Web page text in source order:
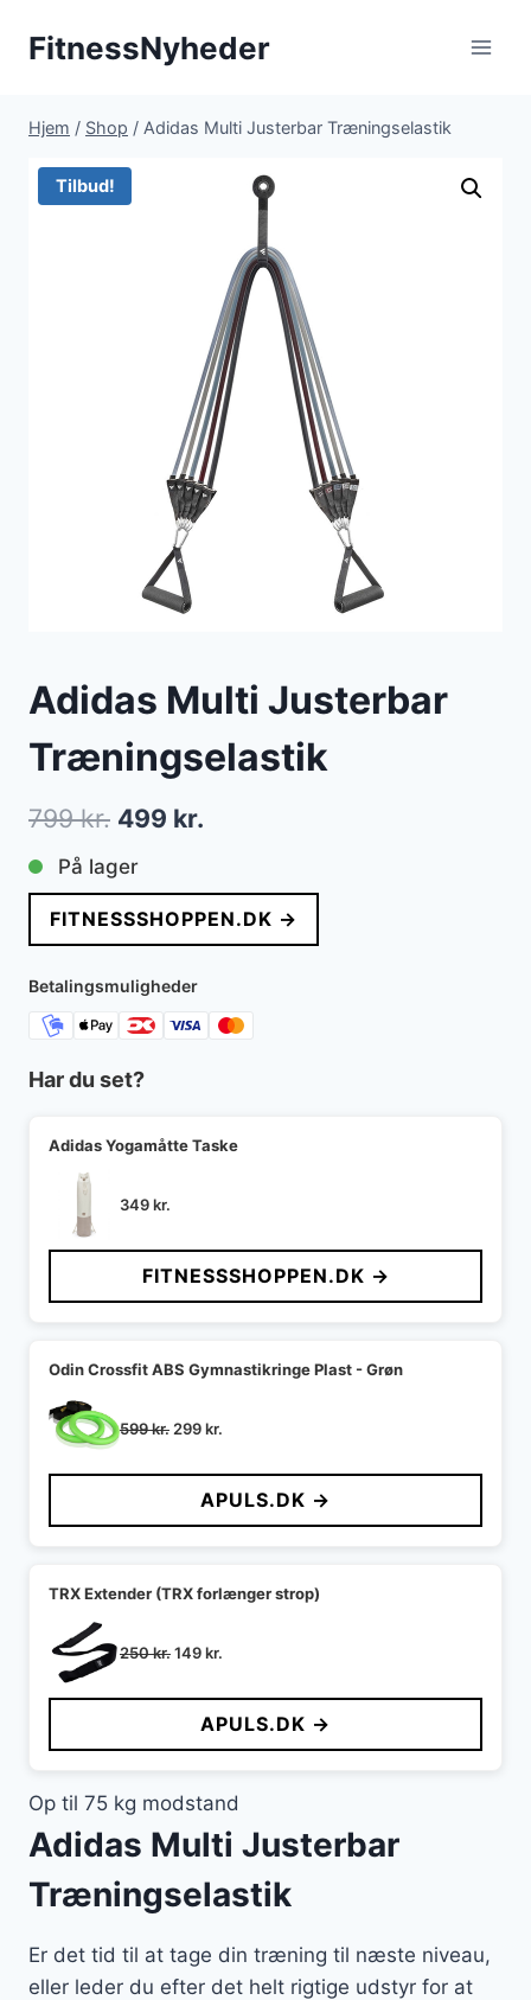
FitnessNyheder
Hjem / Shop / Adidas Multi Justerbar Træningselastik
Tilbud!
Adidas Multi Justerbar
Træningselastik
799kr. Den
oprindelige
pris
var:
799 kr..
499 kr.
pris
er:
På lager
FITNESSSHOPPEN.DK →
Betalingsmuligheder
Har du set?
Adidas Yogamåtte Taske
349kr.
FITNESSSHOPPEN.DK →
Odin Crossfit ABS Gymnastikringe Plast - Grøn
599kr. Den
pris
599 kr..
299kr.
pris
er:
299 kr..
APULS.DK →
TRX Extender (TRX forlænger strop)
250kr.Den
pris
250 kr..
149kr.
pris
er:
149 kr..
APULS.DK →
Op til 75 kg modstand
Adidas Multi Justerbar
Træningselastik
Er det tid til at tage din træning til næste niveau,
eller leder du efter det helt rigtige udstyr for at